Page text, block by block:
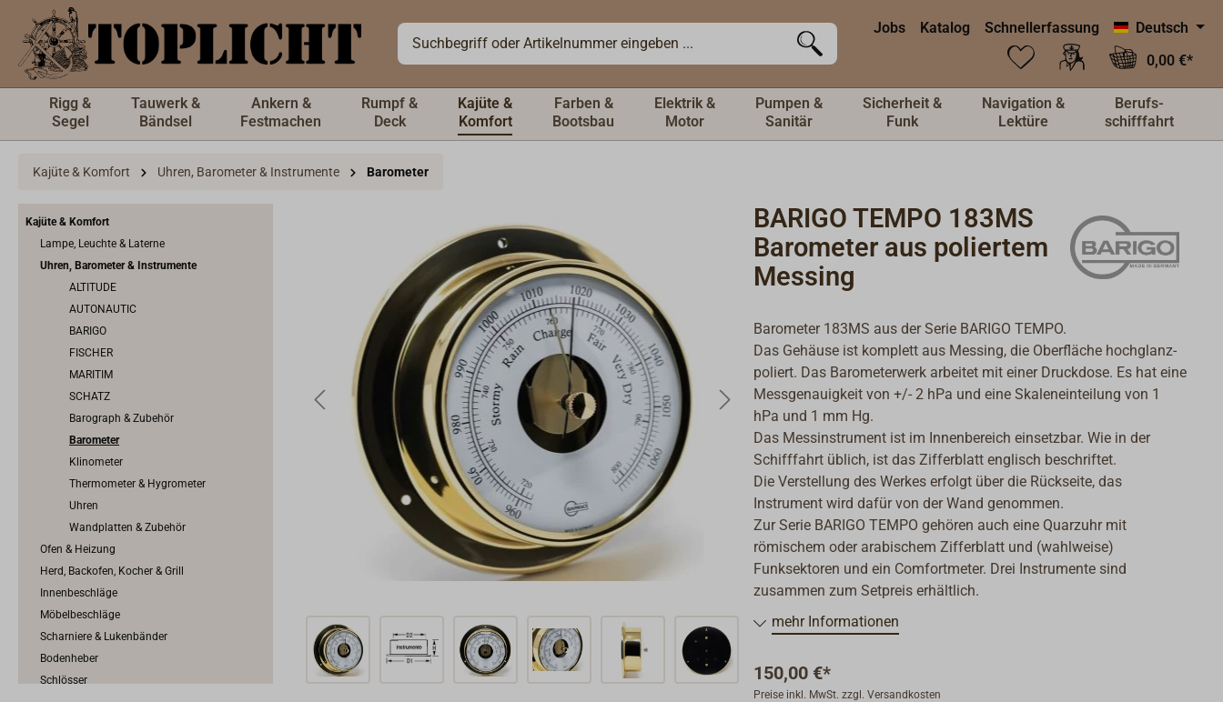
springen Jobs Katalog Schnellerfassung
Deutsch
0,00 €*
Rigg &
Segel
Tauwerk &
Bändsel
Ankern &
Festmachen
Rumpf &
Deck
Kajüte &
Komfort
Farben &
Bootsbau
Elektrik &
Motor
Pumpen &
Sanitär
Sicherheit &
Funk
Navigation &
Lektüre
Berufs-
schifffahrt
Kajüte & Komfort Uhren, Barometer & Instrumente Barometer
Kajüte & Komfort
Lampe, Leuchte & Laterne
Uhren, Barometer & Instrumente
ALTITUDE
AUTONAUTIC
BARIGO
FISCHER
MARITIM
SCHATZ
Barograph & Zubehör
Barometer
Klinometer
Thermometer & Hygrometer
Uhren
Wandplatten & Zubehör
Ofen & Heizung
Herd, Backofen, Kocher & Grill
Innenbeschläge
Möbelbeschläge
Scharniere & Lukenbänder
Bodenheber
Schlösser
BARIGO TEMPO 183MS
Barometer aus poliertem
Messing
Barometer 183MS aus der Serie BARIGO TEMPO.
Das Gehäuse ist komplett aus Messing, die Oberfläche hochglanz-
poliert. Das Barometerwerk arbeitet mit einer Druckdose. Es hat eine
Messgenauigkeit von +/- 2 hPa und eine Skaleneinteilung von 1
hPa und 1 mm Hg.
Das Messinstrument ist im Innenbereich einsetzbar. Wie in der
Schifffahrt üblich, ist das Zifferblatt englisch beschriftet.
Die Verstellung des Werkes erfolgt über die Rückseite, das
Instrument wird dafür von der Wand genommen.
Zur Serie BARIGO TEMPO gehören auch eine Quarzuhr mit
römischem oder arabischem Zifferblatt und (wahlweise)
Funksektoren und ein Comfortmeter. Drei Instrumente sind
zusammen zum Setpreis erhältlich.
mehr Informationen
150,00 €*
Preise inkl. MwSt. zzgl. Versandkosten